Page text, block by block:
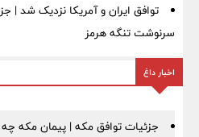
توافق ایران و آمریکا نزدیک شد |
سرنوشت تنگه هرمز
اخبار داغ
جزئیات توافق مکه | پیمان مکه چه